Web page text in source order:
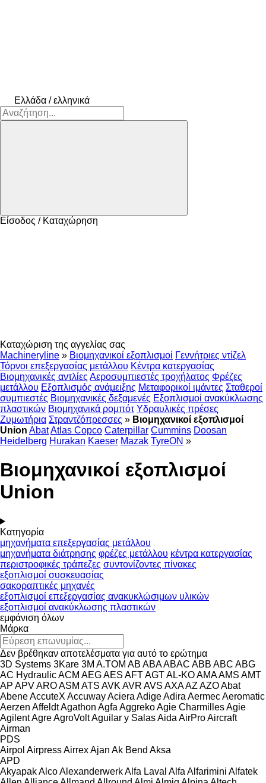
Ελλάδα / ελληνικά
Είσοδος / Καταχώρηση
Καταχώριση της αγγελίας σας
Machineryline » Βιομηχανικοί εξοπλισμοί Γεννήτριες ντίζελ
Τόρνοι επεξεργασίας μετάλλου Κέντρα κατεργασίας
Βιομηχανικές αντλίες Αεροσυμπιεστές τροχήλατος Φρέζες
μετάλλου Εξοπλισμός ανάμειξης Μεταφορικοί ιμάντες Σταθεροί
συμπιεστές Βιομηχανικές δεξαμενές Εξοπλισμοί ανακύκλωσης
πλαστικών Βιομηχανικά ρομπότ Υδραυλικές πρέσες
Ζυμωτήρια Στραντζόπρεσσες » Βιομηχανικοί εξοπλισμοί
Union AbatAtlas Copco Caterpillar Cummins Doosan
Heidelberg Hurakan Kaeser Mazak TyreON »
Βιομηχανικοί εξοπλισμοί
Union
Κατηγορία
μηχανήματα επεξεργασίας μετάλλου
μηχανήματα διάτρησης φρέζες μετάλλου κέντρα κατεργασίας
περιστροφικές τράπεζες συντονίζοντες πίνακες
εξοπλισμοί συσκευασίας
σακοραπτικές μηχανές
εξοπλισμοί επεξεργασίας ανακυκλώσιμων υλικών
εξοπλισμοί ανακύκλωσης πλαστικών
εμφάνιση όλων
Μάρκα
Δεν βρέθηκαν αποτελέσματα για αυτό το ερώτημα
3D Systems 3Kare 3M A.TOM AB ABAABAC ABB ABC ABG
AC HydraulicACM AEGAES AFTAGTAL-KOAMAAMS AMT
AP APVAROASM ATS AVK AVR AVS AXAAZ AZOAbat
AbeneAccuteX AccuwayAciera AdigeAdira AermecAeromatic
Aerzen AffeldtAgathon Agfa AggrekoAgie CharmillesAgie
AgilentAgreAgroVoltAguilar y SalasAida AirProAircraft
Airman
PDS
Airpol AirpressAirrexAjan Ak Bend Aksa
APD
AkyapakAlcoAlexanderwerkAlfa Laval Alfa Alfarimini Alfatek